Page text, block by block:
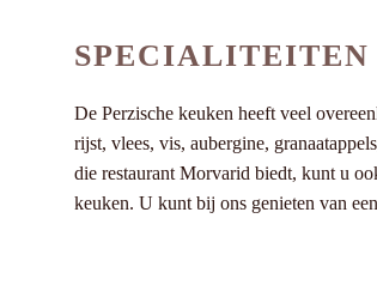
SPECIALITEITEN
De Perzische keuken heeft veel
rijst, vlees, vis, aubergine,
die restaurant Morvarid biedt, kunt u
keuken. U kunt bij ons genieten van